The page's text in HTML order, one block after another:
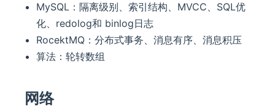
MySQL：隔离级别、索引结构、MVCC、SQL优
化、redolog和 binlog日志
RocektMQ：分布式事务、消息有序、消息积压
算法：轮转数组
网络